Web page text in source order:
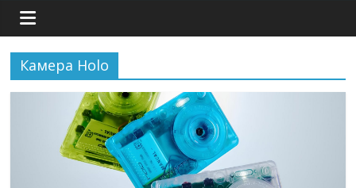
Камера Holo